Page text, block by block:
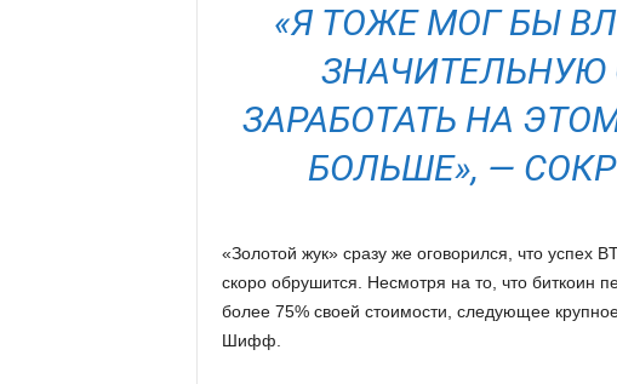
«Я ТОЖЕ МОГ БЫ
ЗАРАБОТАТЬ НА
БОЛЬШЕ», —
«Золотой жук» сразу же оговорился, что успех
скоро обрушится. Несмотря на то, что биткоин
более 75% своей стоимости, следующее
Шифф.